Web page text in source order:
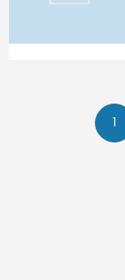
1